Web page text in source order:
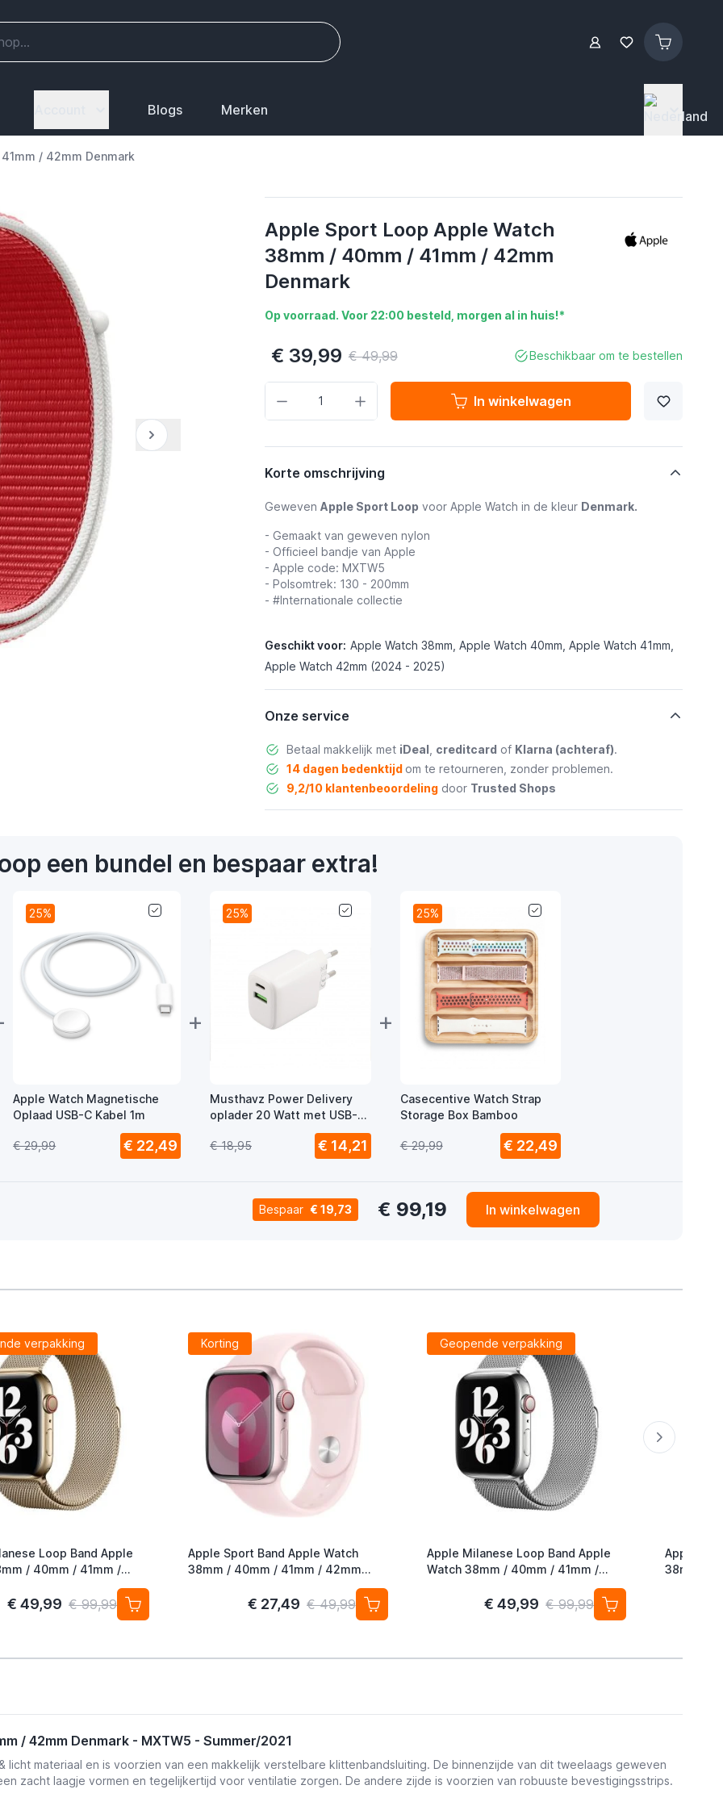
Blogs Merken
/ 42mm Denmark
Apple Sport Loop Apple Watch
38mm / 40mm / 41mm / 42mm
Denmark
Op voorraad. Voor 22:00 besteld, morgen al in huis!*
€ 39,99 € 49,99 Beschikbaar om te bestellen
In winkelwagen
Korte omschrijving
Geweven Apple Sport Loop voor Apple Watch in de kleur Denmark.
- Gemaakt van geweven nylon
- Officieel bandje van Apple
- Apple code: MXTW5
- Polsomtrek: 130 - 200mm
- #Internationale collectie
Geschikt voor: Apple Watch 38mm, Apple Watch 40mm, Apple Watch 41mm,
Apple Watch 42mm (2024 - 2025)
Onze service
Betaal makkelijk met iDeal creditcard of Klarna (achteraf).
14 dagen bedenktijd om te retourneren, zonder problemen.
9,2/10 klantenbeoordelingdoor Trusted Shops
een bundel en bespaar extra!
25%
Apple Watch Magnetische
Oplaad USB-C Kabel 1m
€ 29,99 € 22,49
+
25%
Musthavz Power Delivery
oplader 20 Watt met USB-A
en USB-C poort wit
€ 18,95
€ 14,21
+
25%
Casecentive Watch Strap
Storage Box Bamboo
€ 29,99 € 22,49
Bespaar € 19,73 € 99,19 In winkelwagen
verpakking
Loop Band Apple
€ 49,99 € 99,99
Korting
Apple Sport Band Apple Watch
38mm / 40mm / 41mm / 42mm
€ 27,49 € 49,99
Geopende verpakking
Apple Milanese Loop Band Apple
Watch 38mm / 40mm / 41mm /
€ 49,99 € 99,99
Apple
38mm /
/ 42mm Denmark - MXTW5 - Summer/2021
materiaal en is voorzien van een makkelijk verstelbare klittenbandsluiting. De binnenzijde van dit tweelaags geweven
zacht laagje vormen en tegelijkertijd voor ventilatie zorgen. De andere zijde is voorzien van robuuste bevestigingsstrips.